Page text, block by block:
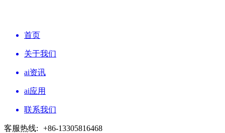
首页
关于我们
ai资讯
ai应用
联系我们
客服热线: +86-13305816468